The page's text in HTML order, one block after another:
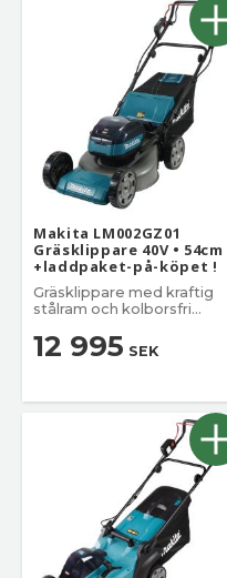
Makita LM002GZ01
Gräsklippare 40V • 54cm
+laddpaket-på-köpet !
Gräsklippare med kraftig
stålram och kolborsfri
12 995 SEK